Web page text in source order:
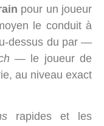
pour un joueur
le conduit à
dessus du par —
— le joueur de
au niveau exact
rapides et les